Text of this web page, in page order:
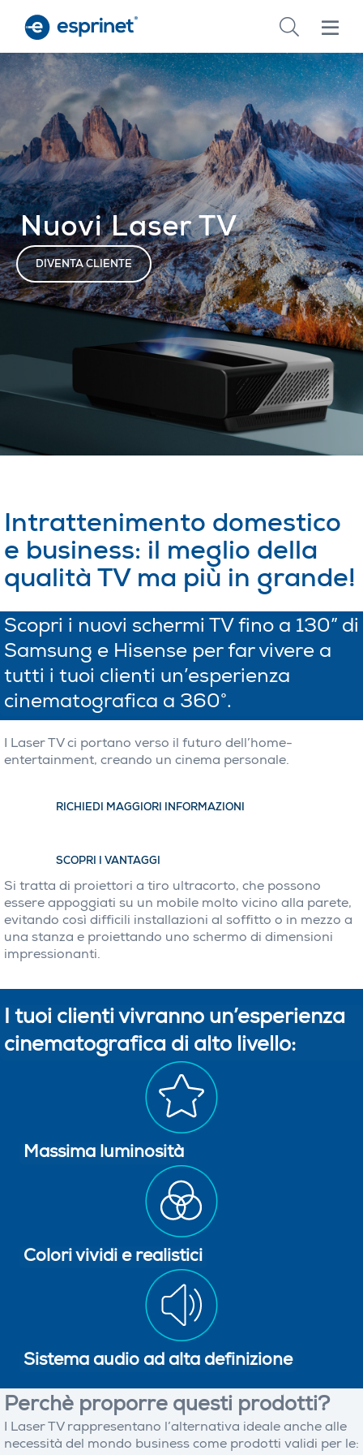
main
content
Nuovi Laser TV
DIVENTA CLIENTE
Intrattenimento domestico
e business: il meglio della
qualità TV ma più in grande!
Scopri i nuovi schermi TV fino a 130” di
Samsung e Hisense per far vivere a
tutti i tuoi clienti un’esperienza
cinematografica a 360°.
I Laser TV ci portano verso il futuro dell’home-
entertainment, creando un cinema personale.
RICHIEDI MAGGIORI INFORMAZIONI
SCOPRI I VANTAGGI
Si tratta di proiettori a tiro ultracorto, che possono
essere appoggiati su un mobile molto vicino alla parete,
evitando così difficili installazioni al soffitto o in mezzo a
una stanza e proiettando uno schermo di dimensioni
impressionanti.
I tuoi clienti vivranno un’esperienza
cinematografica di alto livello:
Massima luminosità
Colori vividi e realistici
Sistema audio ad alta definizione
Perchè proporre questi prodotti?
I Laser TV rappresentano l’alternativa ideale anche alle
necessità del mondo business come prodotti validi per le: